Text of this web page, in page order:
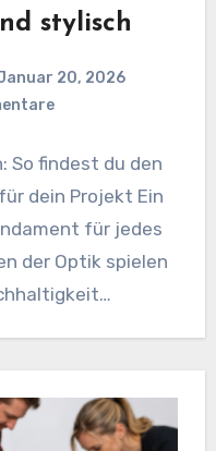
stylisch
20, 2026
So findest du den
dein Projekt Ein
für jedes
der Optik spielen